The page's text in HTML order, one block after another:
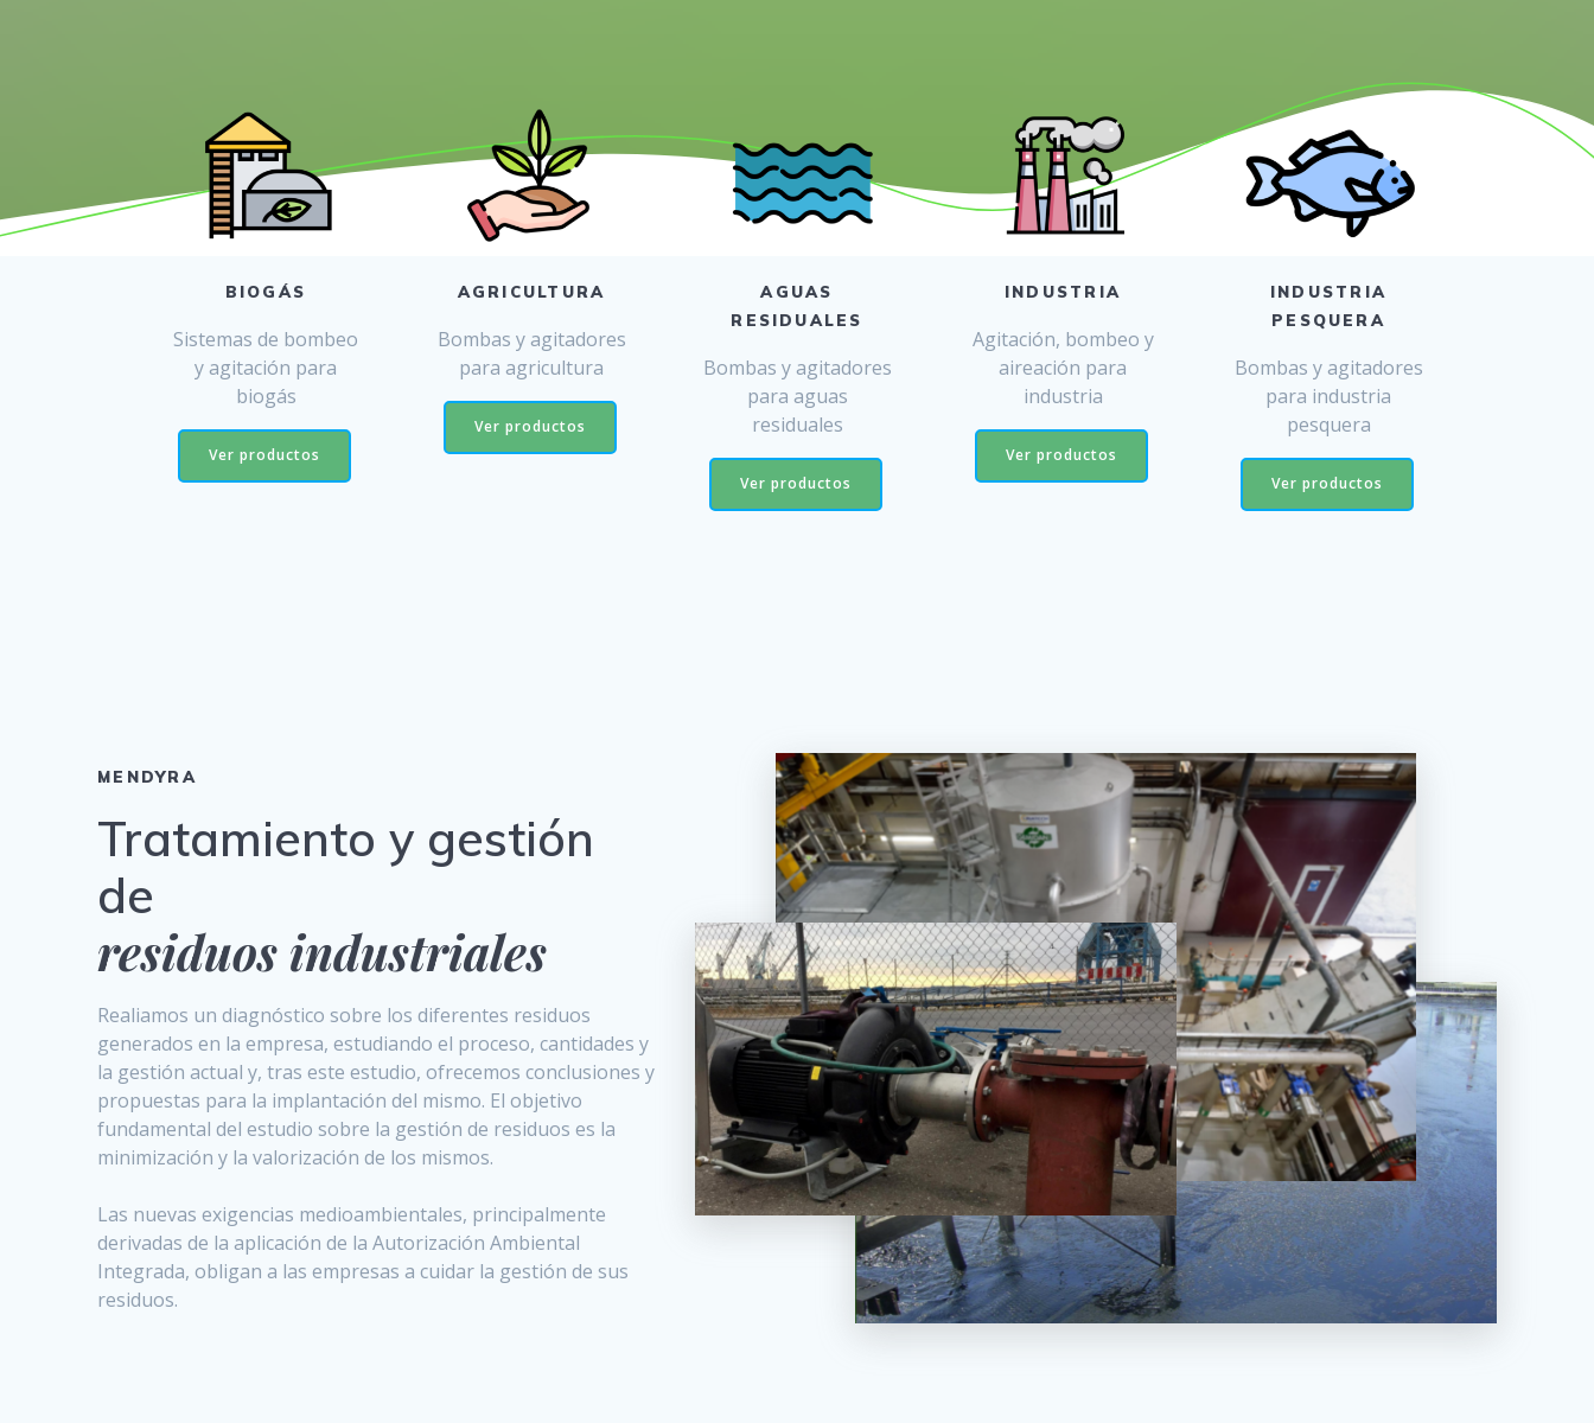
BIOGÁS
Sistemas de bombeo
y agitación para
biogás
Ver productos
AGRICULTURA
Bombas y agitadores
para agricultura
Ver productos
AGUAS
RESIDUALES
Bombas y agitadores
para aguas
residuales
Ver productos
INDUSTRIA
Agitación, bombeo y
aireación para
industria
Ver productos
INDUSTRIA
PESQUERA
Bombas y agitadores
para industria
pesquera
Ver productos
MENDYRA
Tratamiento y gestión
de
residuos industriales
Realiamos un diagnóstico sobre los diferentes residuos
generados en la empresa, estudiando el proceso, cantidades y
la gestión actual y, tras este estudio, ofrecemos conclusiones y
propuestas para la implantación del mismo. El objetivo
fundamental del estudio sobre la gestión de residuos es la
minimización y la valorización de los mismos.
Las nuevas exigencias medioambientales, principalmente
derivadas de la aplicación de la Autorización Ambiental
Integrada, obligan a las empresas a cuidar la gestión de sus
residuos.